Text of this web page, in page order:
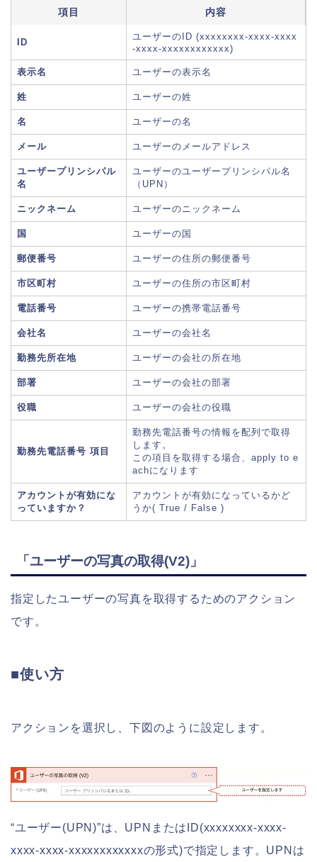
項目 内容
ID
ユーザーのID (xxxxxxxx-xxxx-xxxx
-xxxx-xxxxxxxxxxxx)
表示名 ユーザーの表示名
姓 ユーザーの姓
名 ユーザーの名
メール ユーザーのメールアドレス
ユーザープリンシパル
名
ユーザーのユーザープリンシパル名
（UPN）
ニックネーム ユーザーのニックネーム
国 ユーザーの国
郵便番号 ユーザーの住所の郵便番号
市区町村 ユーザーの住所の市区町村
電話番号 ユーザーの携帯電話番号
会社名 ユーザーの会社名
勤務先所在地 ユーザーの会社の所在地
部署 ユーザーの会社の部署
役職 ユーザーの会社の役職
勤務先電話番号 項目
勤務先電話番号の情報を配列で取得
します。
この項目を取得する場合、apply to e
achになります
アカウントが有効にな
っていますか？
アカウントが有効になっているかど
うか( True / False )
「ユーザーの写真の取得(V2)」
指定したユーザーの写真を取得するためのアクション
です。
■使い方
アクションを選択し、下図のように設定します。
“ユーザー(UPN)”は、UPNまたはID(xxxxxxxx-xxxx-
xxxx-xxxx-xxxxxxxxxxxxの形式)で指定します。UPNは